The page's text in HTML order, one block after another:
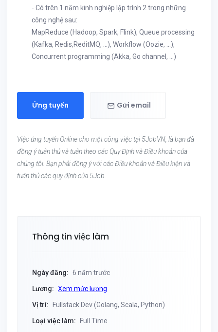
- Có trên 1 năm kinh nghiệp lập trình 2 trong những
công nghệ sau:
MapReduce (Hadoop, Spark, Flink), Queue processing
(Kafka, Redis,ReditMQ, ...), Workflow (Oozie, ...),
Concurrent programming (Akka, Go channel, ...)
Ứng tuyển Gửi email
Việc ứng tuyển Online cho một công việc tại 5JobVN, là bạn đã
đồng ý tuân thủ và tuân theo các Quy Định và Điều khoản của
chúng tôi. Bạn phải đồng ý với các Điều khoản và Điều kiện và
tuân thủ các quy định của 5Job.
Thông tin việc làm
Ngày đăng: 6 năm trước
Lương: Xem mức lương
Vị trí: Fullstack Dev (Golang, Scala, Python)
Loại việc làm: Full Time